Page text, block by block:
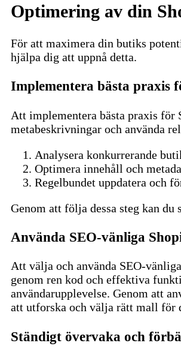
Optimering av din
För att maximera din butiks
hjälpa dig att uppnå detta.
Implementera bästa praxis
Att implementera bästa praxis
metabeskrivningar och använda
Analysera konkurrerande
Optimera innehåll och
Regelbundet uppdatera och
Genom att följa dessa steg kan
Använda SEO-vänliga
Att välja och använda SEO-
genom ren kod och effektiva
användarupplevelse. Genom att
att utforska och välja rätt mall för
Ständigt övervaka och